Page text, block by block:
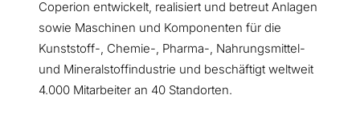
Coperion entwickelt, realisiert und betreut Anlagen
sowie Maschinen und Komponenten für die
Kunststoff-, Chemie-, Pharma-, Nahrungsmittel-
und Mineralstoffindustrie und beschäftigt weltweit
4.000 Mitarbeiter an 40 Standorten.